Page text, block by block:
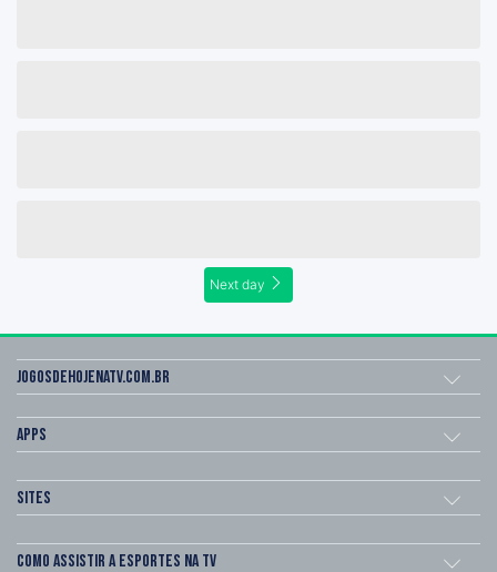
Next day
Jogosdehojenatv.com.br
Apps
Sites
Como assistir a esportes na TV